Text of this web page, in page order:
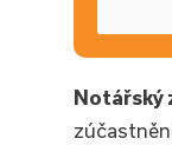
Notářský